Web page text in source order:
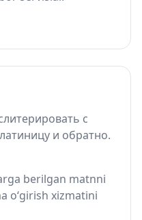
с
и обратно.
berilgan matnni
o‘girish xizmatini